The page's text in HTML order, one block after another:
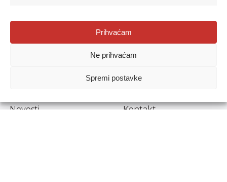
Prihvaćam
Ne prihvaćam
Spremi postavke
Agencija za odgoj i obrazovanje
Donje Svetice 38, 10000 Zagreb
1778129
Prenošenje sadržaja dopušteno je uz navođenje izvora.
Novosti
Kontakt